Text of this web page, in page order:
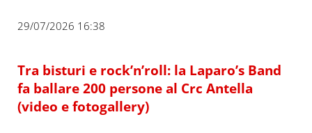
29/07/2026 16:38
Tra bisturi e rock’n’roll: la Laparo’s Band
fa ballare 200 persone al Crc Antella
(video e fotogallery)